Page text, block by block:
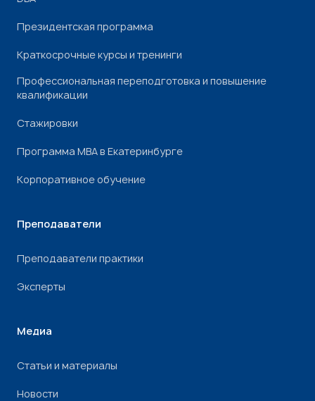
Президентская программа
Краткосрочные курсы и тренинги
Профессиональная переподготовка и повышение
квалификации
Стажировки
Программа МВА в Екатеринбурге
Корпоративное обучение
Преподаватели
Преподаватели практики
Эксперты
Медиа
Статьи и материалы
Новости